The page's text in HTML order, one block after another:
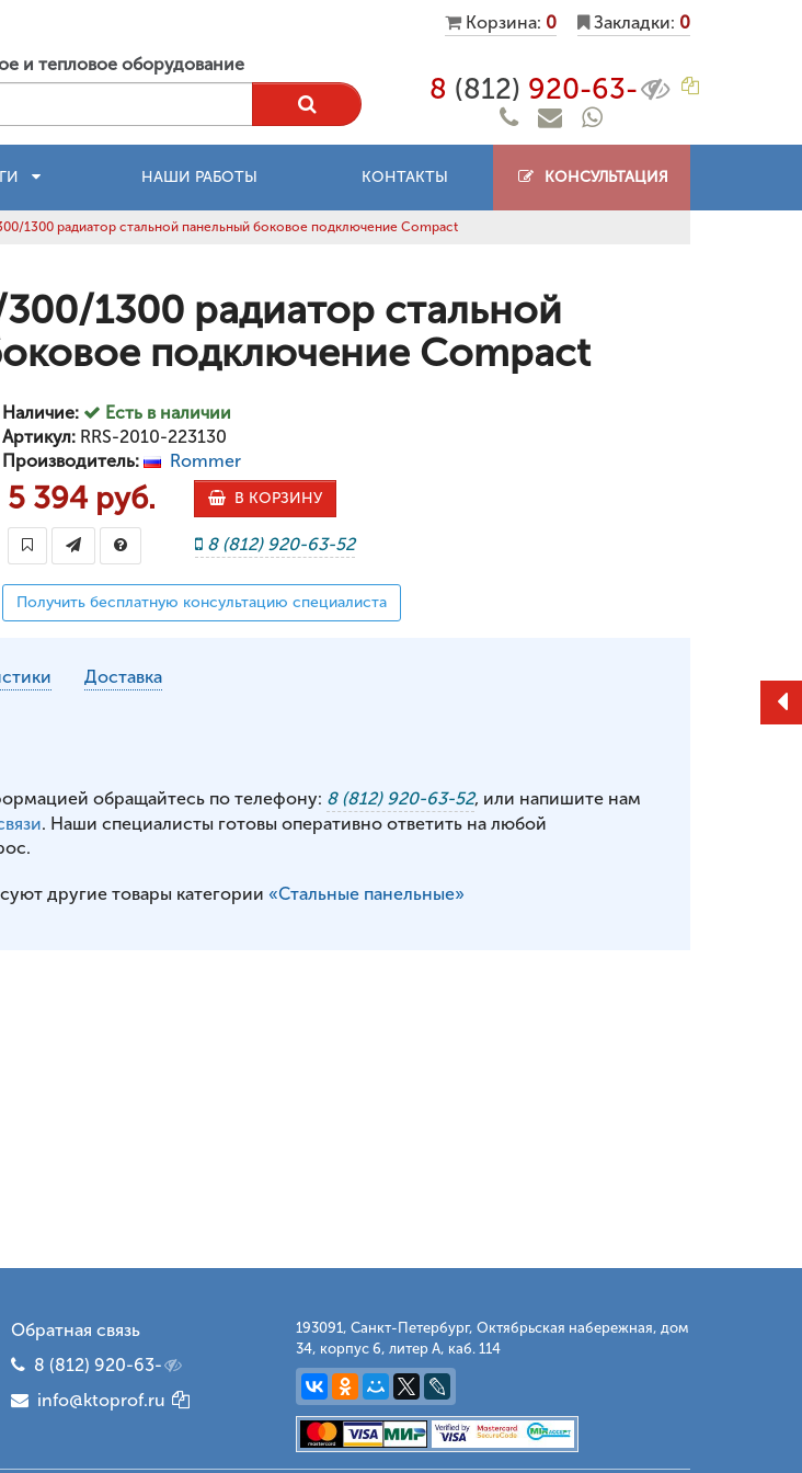
Корзина: 0 Закладки: 0
и тепловое оборудование
8 (812) 920-63-
НАШИ РАБОТЫ КОНТАКТЫ КОНСУЛЬТАЦИЯ
1300 радиатор стальной панельный боковое подключение Compact
300/1300 радиатор стальной
подключение Compact
Наличие:
Есть в наличии
Артикул:RRS-2010-223130
Производитель:
Rommer
5 394 руб. В КОРЗИНУ
8 (812) 920-63-52
Получить бесплатную консультацию специалиста
Доставка
обращайтесь по телефону: 8 (812) 920-63-52, или напишите нам
. Наши специалисты готовы оперативно ответить на любой
другие товары категории «Стальные панельные»
Обратная связь
8 (812) 920-63-
info@ktoprof.ru
193091, Санкт-Петербург, Октябрьская набережная, дом
34, корпус 6, литер А, каб. 114